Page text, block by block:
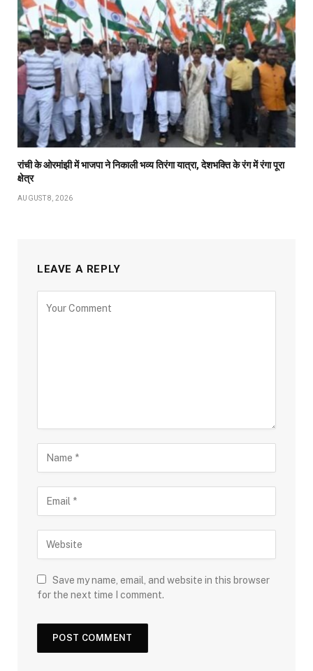
रांची के ओरमांझी में भाजपा ने निकाली भव्य तिरंगा यात्रा, देशभक्ति के रंग में रंगा पूरा
क्षेत्र
AUGUST 8, 2026
LEAVE A REPLY
Save my name, email, and website in this browser
for the next time I comment.